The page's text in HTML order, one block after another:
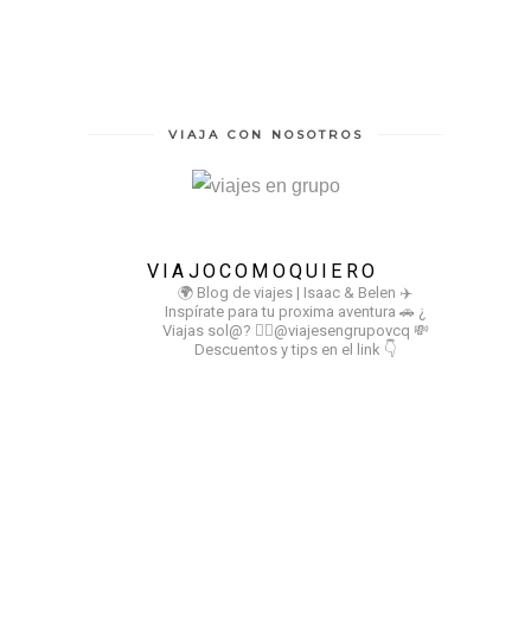
VIAJA CON NOSOTROS
VIAJOCOMOQUIERO
🌍 Blog de viajes | Isaac & Belen ✈️
Inspírate para tu proxima aventura 🚗 ¿
Viajas sol@? 👉🏻@viajesengrupovcq 💸
Descuentos y tips en el link 👇